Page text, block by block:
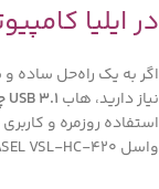
در ایلیا
نیاز دارید، هاب USB 3.1 چهار پورت VASEL VSL-HC420
استفاده روزمره و
واسل VASEL VSL-HC-420 زیر قیمت بازار از همین صفحه اقدام نمایید.